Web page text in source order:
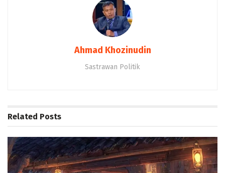
Ahmad Khozinudin
Sastrawan Politik
Related Posts